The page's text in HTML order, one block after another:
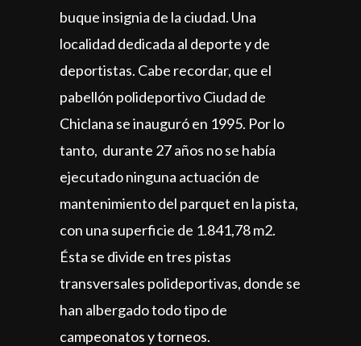
buque insignia de la ciudad. Una
localidad dedicada al deporte y de
deportistas. Cabe recordar, que el
pabellón polideportivo Ciudad de
Chiclana se inauguró en 1995. Por lo
tanto, durante 27 años no se había
ejecutado ninguna actuación de
mantenimiento del parquet en la pista,
con una superficie de 1.841,78 m2.
Ésta se divide en tres pistas
transversales polideportivas, donde se
han albergado todo tipo de
campeonatos y torneos.